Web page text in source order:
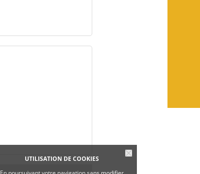
UTILISATION DE COOKIES